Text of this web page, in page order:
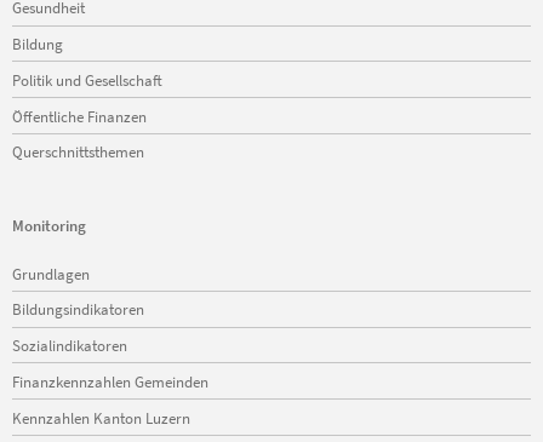
Gesundheit
Bildung
Politik und Gesellschaft
Öffentliche Finanzen
Querschnittsthemen
Monitoring
überspringen
Grundlagen
Bildungsindikatoren
Sozialindikatoren
Finanzkennzahlen Gemeinden
Kennzahlen Kanton Luzern